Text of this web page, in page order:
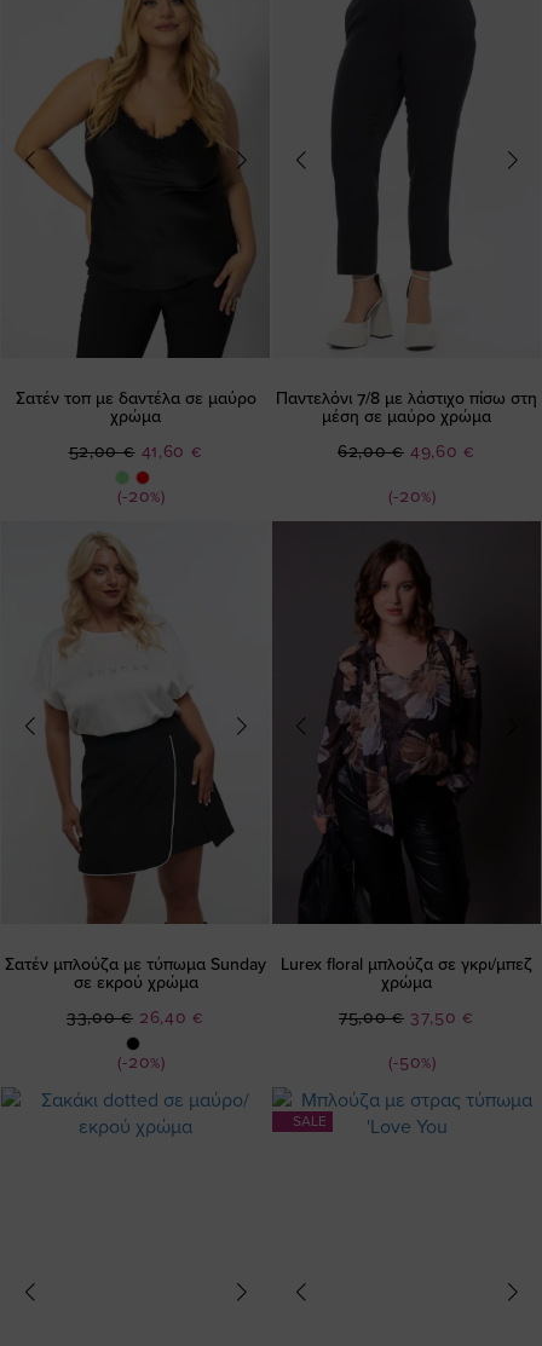
Σατέν τοπ με δαντέλα σε μαύρο
χρώμα
(-20%)
Ειδική
Τιμή
41,60 €
52,00 €
Παντελόνι 7/8 με λάστιχο πίσω στη
μέση σε μαύρο χρώμα
(-20%)
Ειδική
49,60 €
62,00 €
Σατέν μπλούζα με τύπωμα Sunday
σε εκρού χρώμα
(-20%)
Ειδική
Τιμή
26,40 €
33,00 €
Lurex floral μπλούζα σε γκρι/μπεζ
χρώμα
(-50%)
Ειδική
37,50 €
75,00 €
SALE